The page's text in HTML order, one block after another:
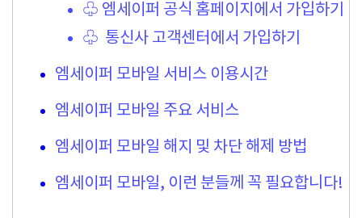
♧ 엠세이퍼 공식 홈페이지에서 가입하기
♧ 통신사 고객센터에서 가입하기
엠세이퍼 모바일 서비스 이용시간
엠세이퍼 모바일 주요 서비스
엠세이퍼 모바일 해지 및 차단 해제 방법
엠세이퍼 모바일, 이런 분들께 꼭 필요합니다!